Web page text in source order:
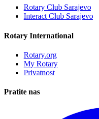
Rotary Club Sarajevo
Interact Club Sarajevo
Rotary International
Rotary.org
My Rotary
Privatnost
Pratite nas